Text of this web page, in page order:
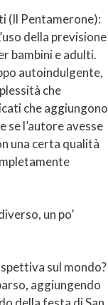
(Il Pentamerone):
della previsione
bambini e adulti.
autoindulgente,
che
che aggiungono
l’autore avesse
una certa qualità
un po’
sul mondo?
aggiungendo